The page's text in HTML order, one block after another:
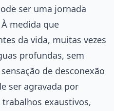
ser uma jornada
medida que
da vida, muitas vezes
profundas, sem
de desconexão
ser agravada por
exaustivos,